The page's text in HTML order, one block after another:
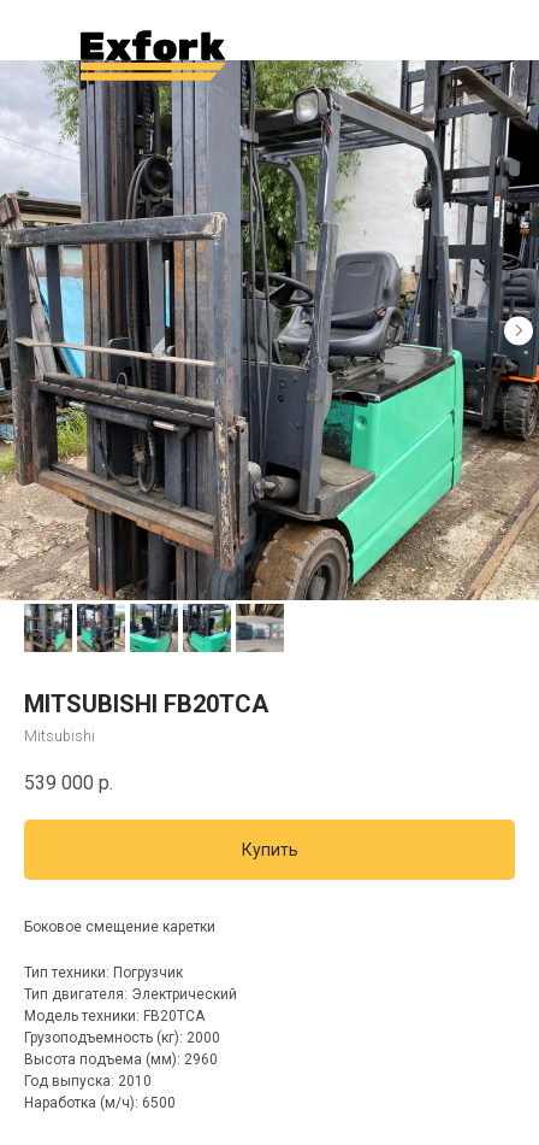
MITSUBISHI FB20TCA
Mitsubishi
539 000 р.
Купить
Боковое смещение каретки
Тип техники: Погрузчик
Тип двигателя: Электрический
Модель техники: FB20TCA
Грузоподъемность (кг): 2000
Высота подъема (мм): 2960
Год выпуска: 2010
Наработка (м/ч): 6500